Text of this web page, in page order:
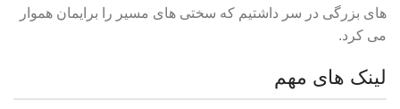
های بزرگی در سر داشتیم که سختی های مسیر را برایمان هموار
می کرد.
لینک های مهم